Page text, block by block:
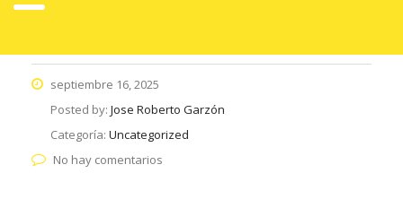
septiembre 16, 2025
Posted by: Jose Roberto Garzón
Categoría: Uncategorized
No hay comentarios